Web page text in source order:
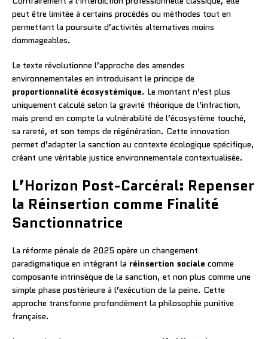
peut être limitée à certains procédés ou méthodes tout en
permettant la poursuite d’activités alternatives moins
dommageables.
Le texte révolutionne l’approche des amendes
environnementales en introduisant le principe de
proportionnalité écosystémique. Le montant n’est plus
uniquement calculé selon la gravité théorique de l’infraction,
mais prend en compte la vulnérabilité de l’écosystème touché,
sa rareté, et son temps de régénération. Cette innovation
permet d’adapter la sanction au contexte écologique spécifique,
créant une véritable justice environnementale contextualisée.
L’Horizon Post-Carcéral: Repenser
la Réinsertion comme Finalité
Sanctionnatrice
La réforme pénale de 2025 opère un changement
paradigmatique en intégrant la réinsertion sociale comme
composante intrinsèque de la sanction, et non plus comme une
simple phase postérieure à l’exécution de la peine. Cette
approche transforme profondément la philosophie punitive
française.